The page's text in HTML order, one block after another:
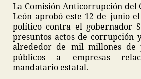
La Comisión Anticorrupción del
León aprobó este 12 de junio
político contra el gobernador
presuntos actos de corrupción
alrededor de mil millones de
públicos a empresas
mandatario estatal.